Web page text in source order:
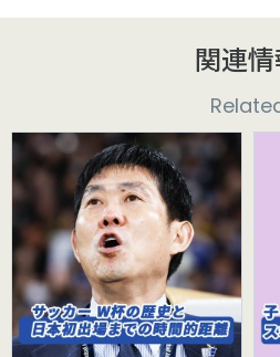
関連